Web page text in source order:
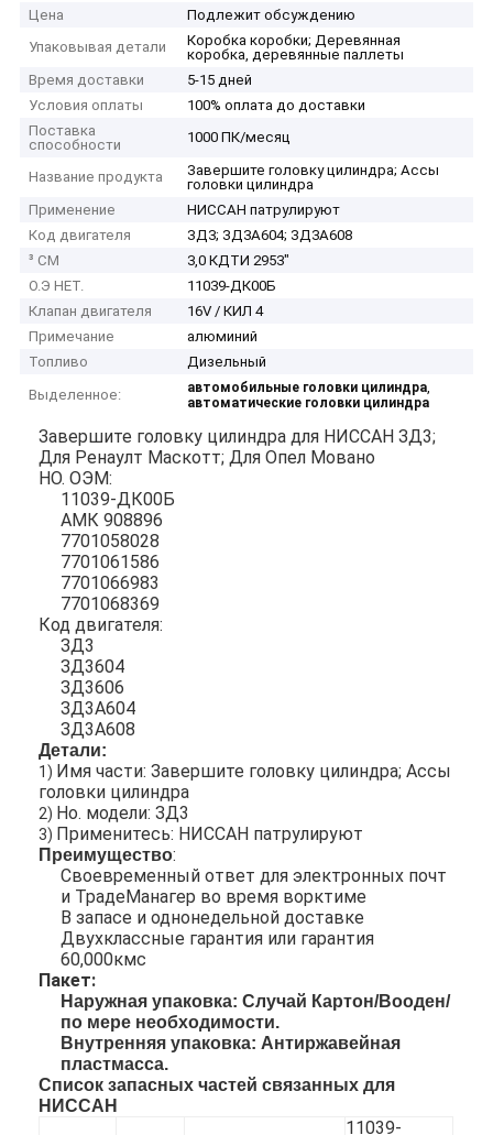
Цена
Подлежит обсуждению
Упаковывая детали
Коробка коробки; Деревянная
коробка, деревянные паллеты
Время доставки
5-15 дней
Условия оплаты
100% оплата до доставки
Поставка
способности
1000 ПК/месяц
Название продукта
Завершите головку цилиндра; Ассы
головки цилиндра
Применение
НИССАН патрулируют
Код двигателя
ЗД3; ЗД3А604; ЗД3А608
³ СМ
3,0 КДТИ 2953"
О.Э НЕТ.
11039-ДК00Б
Клапан двигателя
16V / КИЛ 4
Примечание
алюминий
Топливо
Дизельный
Выделенное:
автомобильные головки цилиндра,
автоматические головки цилиндра
Завершите головку цилиндра для НИССАН ЗД3;
Для Ренаулт Маскотт; Для Опел Мовано
НО. ОЭМ:
11039-ДК00Б
АМК 908896
7701058028
7701061586
7701066983
7701068369
Код двигателя:
ЗД3
ЗД3604
ЗД3606
ЗД3А604
ЗД3А608
Детали:
1) Имя части: Завершите головку цилиндра; Ассы
головки цилиндра
2) Но. модели: ЗД3
3) Применитесь: НИССАН патрулируют
Преимущество:
Своевременный ответ для электронных почт
и ТрадеМанагер во время ворктиме
В запасе и однонедельной доставке
Двухклассные гарантия или гарантия
60,000кмс
Пакет:
Наружная упаковка:Случай Картон/Вооден/
по мере необходимости.
Внутренняя упаковка: Антиржавейная
пластмасса.
Список запасных частей связанных для
НИССАН
11039-